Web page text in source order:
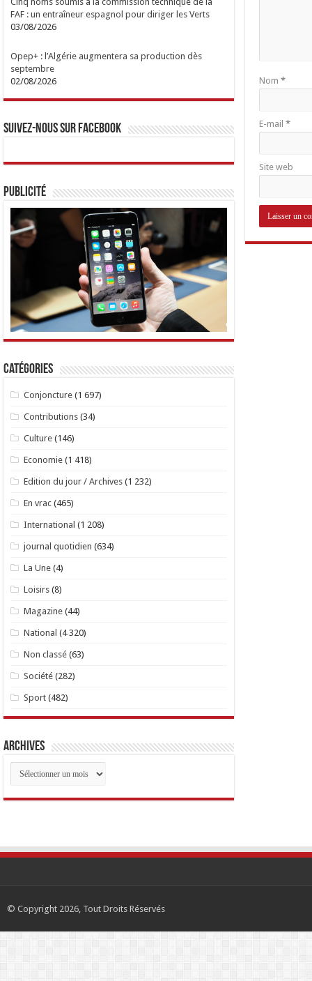
Nom *
E-mail *
Site web
FAF : un entraîneur espagnol pour diriger les Verts
03/08/2026
Opep+ : l’Algérie augmentera sa production dès
septembre
02/08/2026
Suivez-nous sur Facebook
Publicité
Catégories
Conjoncture (1 697)
Contributions (34)
Culture (146)
Economie (1 418)
Edition du jour / Archives (1 232)
En vrac (465)
International (1 208)
journal quotidien (634)
La Une (4)
Loisirs (8)
Magazine (44)
National (4 320)
Non classé (63)
Société (282)
Sport (482)
Archives
Archives
© Copyright 2026, Tout Droits Réservés